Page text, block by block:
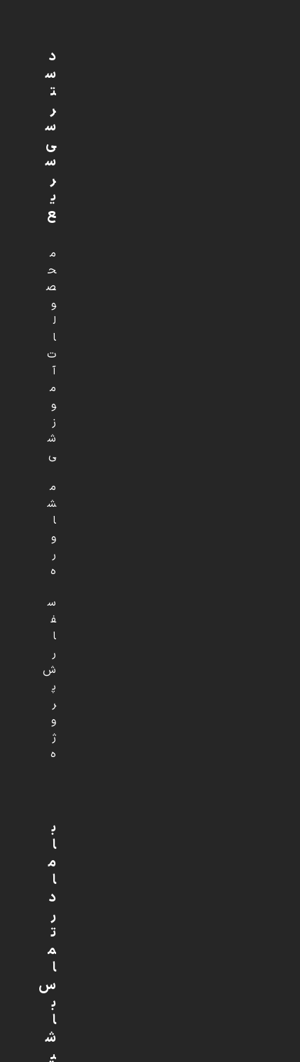
د
س
ت
ر
س
ی
س
ر
ی
ع
م
ح
ص
و
ل
ا
ت
آ
م
و
ز
ش
ی
م
ش
ا
و
ر
ه
س
ف
ا
ر
ش
پ
ر
و
ژ
ه
ب
ا
م
ا
د
ر
ت
م
ا
س
ب
ا
ش
ی